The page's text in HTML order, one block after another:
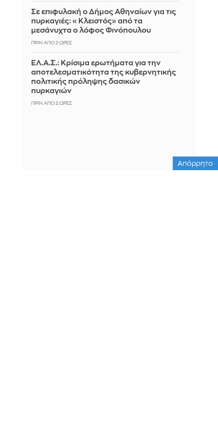
Σε επιφυλακή ο Δήμος Αθηναίων για τις
πυρκαγιές: «Κλειστός» από τα
μεσάνυχτα ο λόφος Φινόπουλου
ΠΡΙΝ ΑΠΌ 2 ΏΡΕΣ
ΕΛ.Α.Σ.: Κρίσιμα ερωτήματα για την
αποτελεσματικότητα της κυβερνητικής
πολιτικής πρόληψης δασικών
πυρκαγιών
ΠΡΙΝ ΑΠΌ 2 ΏΡΕΣ
Απόρρητο